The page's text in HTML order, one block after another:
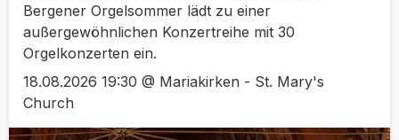
Bergener Orgelsommer lädt zu einer
außergewöhnlichen Konzertreihe mit 30
Orgelkonzerten ein.
18.08.2026 19:30 @ Mariakirken - St. Mary's
Church